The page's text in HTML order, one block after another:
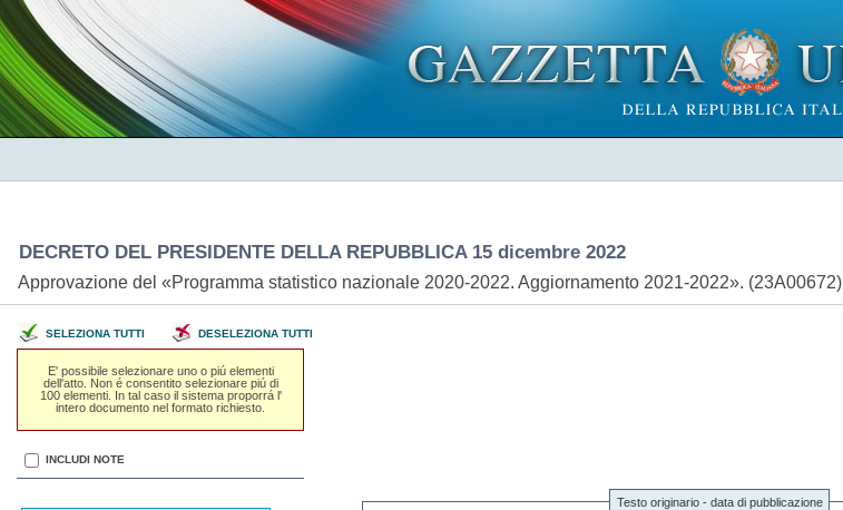
DECRETO DEL PRESIDENTE DELLA REPUBBLICA 15 dicembre 2022
Approvazione del «Programma statistico nazionale 2020-2022. Aggiornamento 2021-2022». (23A00672)
SELEZIONA TUTTI DESELEZIONA TUTTI
E' possibile selezionare uno o piú elementi
dell'atto. Non é consentito selezionare piú di
100 elementi. In tal caso il sistema proporrá l'
intero documento nel formato richiesto.
INCLUDI NOTE
Testo originario - data di pubblicazione